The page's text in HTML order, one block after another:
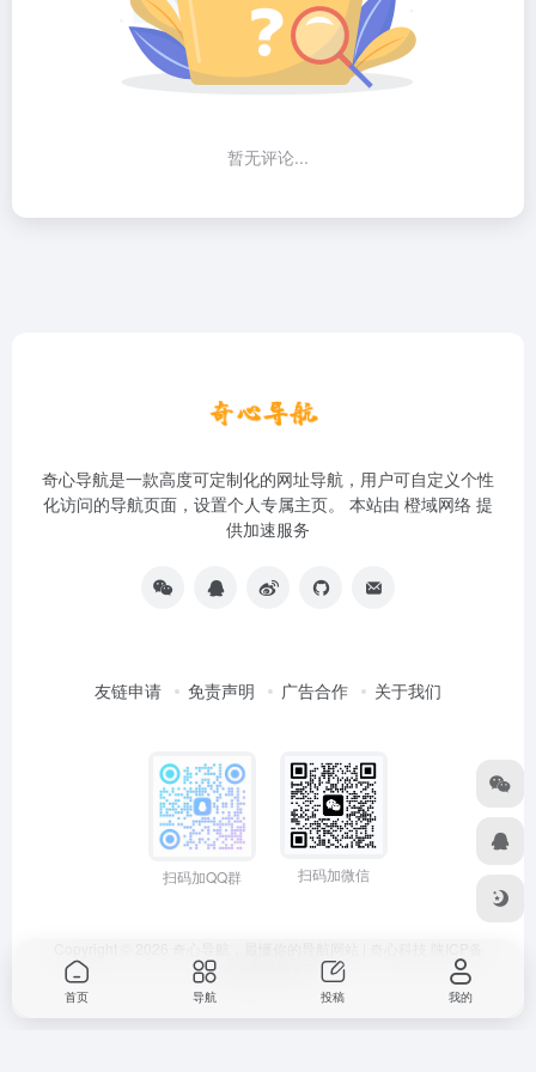
暂无评论...
奇心导航是一款高度可定制化的网址导航，用户可自定义个性
化访问的导航页面，设置个人专属主页。 本站由 橙域网络 提
供加速服务
友链申请 免责声明 广告合作 关于我们
扫码加QQ群 扫码加微信
首页 导航 投稿 我的